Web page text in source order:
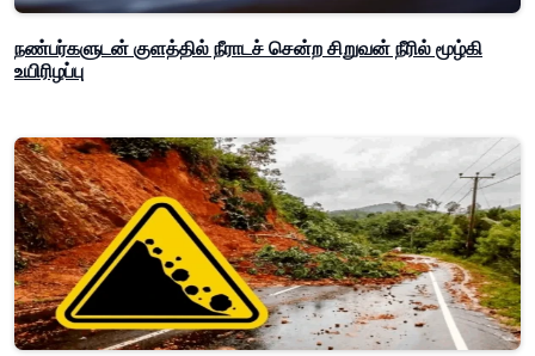
நண்பர்களுடன் குளத்தில் நீராடச் சென்ற சிறுவன் நீரில் மூழ்கி
உயிரிழப்பு